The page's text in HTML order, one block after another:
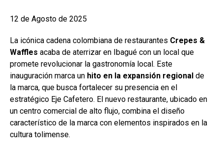
12 de Agosto de 2025
La icónica cadena colombiana de restaurantes Crepes &
Waffles acaba de aterrizar en Ibagué con un local que
promete revolucionar la gastronomía local. Este
inauguración marca un hito en la expansión regional de
la marca, que busca fortalecer su presencia en el
estratégico Eje Cafetero. El nuevo restaurante, ubicado en
un centro comercial de alto flujo, combina el diseño
característico de la marca con elementos inspirados en la
cultura tolimense.